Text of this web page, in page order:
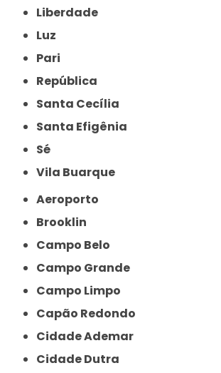
Liberdade
Luz
Pari
República
Santa Cecília
Santa Efigênia
Sé
Vila Buarque
Aeroporto
Brooklin
Campo Belo
Campo Grande
Campo Limpo
Capão Redondo
Cidade Ademar
Cidade Dutra